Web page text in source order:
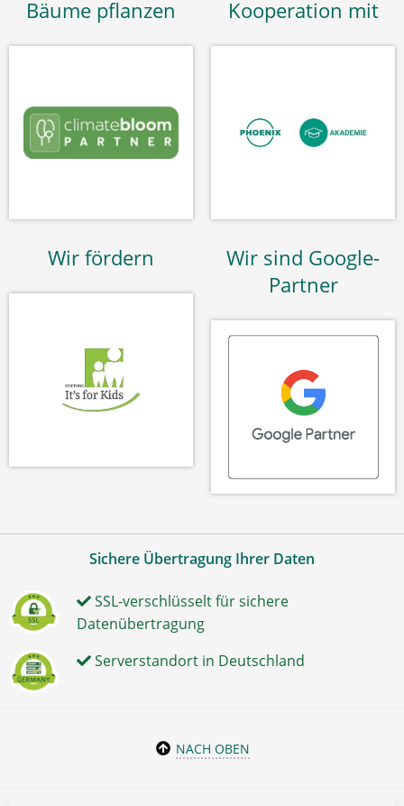
Bäume pflanzen Kooperation mit
Wir fördern
Wir sind Google-
Partner
Sichere Übertragung Ihrer Daten
SSL-verschlüsselt für sichere
Datenübertragung
Serverstandort in Deutschland
NACH OBEN